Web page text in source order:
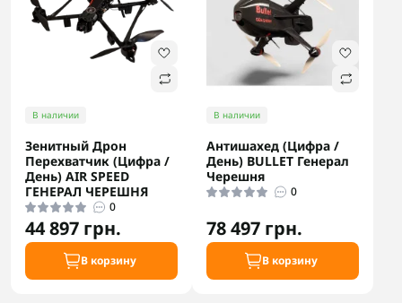
В наличии
Зенитный Дрон
Перехватчик (Цифра /
День) AIR SPEED
ГЕНЕРАЛ ЧЕРЕШНЯ
0
44 897 грн.
В корзину
В наличии
Антишахед (Цифра /
День) BULLET Генерал
Черешня
0
78 497 грн.
В корзину